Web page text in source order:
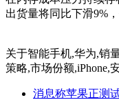
出货量将同比下滑9%
关于智能手机,华为,销
策略,市场份额,iPhone,
消息称苹果正测